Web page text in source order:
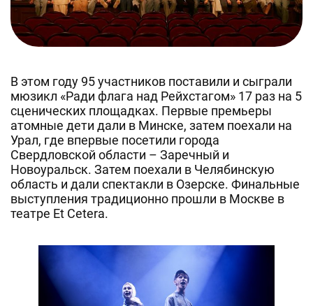
В этом году 95 участников поставили и сыграли
мюзикл «Ради флага над Рейхстагом» 17 раз на 5
сценических площадках. Первые премьеры
атомные дети дали в Минске, затем поехали на
Урал, где впервые посетили города
Свердловской области – Заречный и
Новоуральск. Затем поехали в Челябинскую
область и дали спектакли в Озерске. Финальные
выступления традиционно прошли в Москве в
театре Et Cetera.